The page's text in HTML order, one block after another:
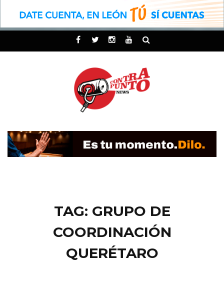
TAG: GRUPO DE
COORDINACIÓN
QUERÉTARO